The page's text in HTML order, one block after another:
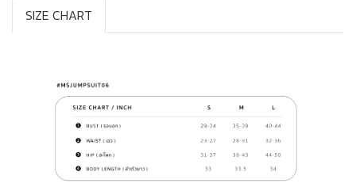
SIZE CHART